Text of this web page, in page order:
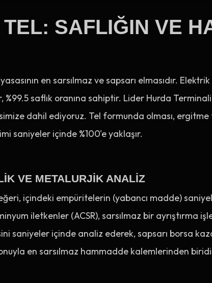
SAFLIĞIN VE
en sarsılmaz ve sapsarı elmasıdır.
%99.5 saflık oranına sahiptir. Lider Hurda
dahil ediyoruz. Tel formunda olması, ergitme
saniyeler içinde %100'e yaklaşır.
VE METALURJIK ANALIZ
içindeki empüritelerin (yabancı madde)
iletkenler (ACSR), sarsılmaz bir ayrıştırma
saniyeler içinde analiz ederek, sapsarı borsa
en sarsılmaz hammadde kalemlerinden